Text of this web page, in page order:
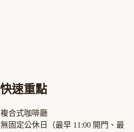
快速重點
複合式咖啡廳
固定公休日 （最早 11:00 開門、最